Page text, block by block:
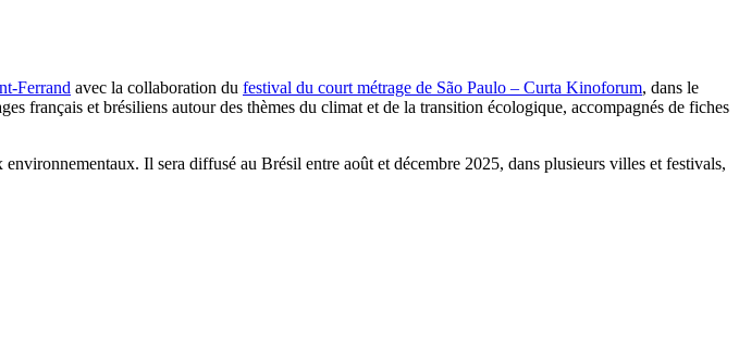
Ferrand avec la collaboration du festival du court métrage de São Paulo – Curta Kinoforum, dans le
français et brésiliens autour des thèmes du climat et de la transition écologique, accompagnés de fiches
Il sera diffusé au Brésil entre août et décembre 2025, dans plusieurs villes et festivals,